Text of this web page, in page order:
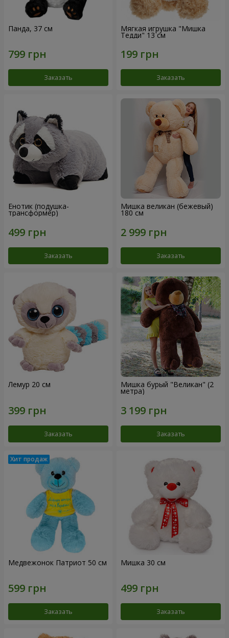
Панда, 37 см
Заказать
Мягкая игрушка "Мишка
Тедди" 13 см
Заказать
Енотик (подушка-
трансформер)
Заказать
Мишка великан (бежевый)
180 см
Заказать
Лемур 20 см
Заказать
Мишка бурый "Великан" (2
метра)
Заказать
Медвежонок Патриот 50 см
Заказать
Мишка 30 см
Заказать